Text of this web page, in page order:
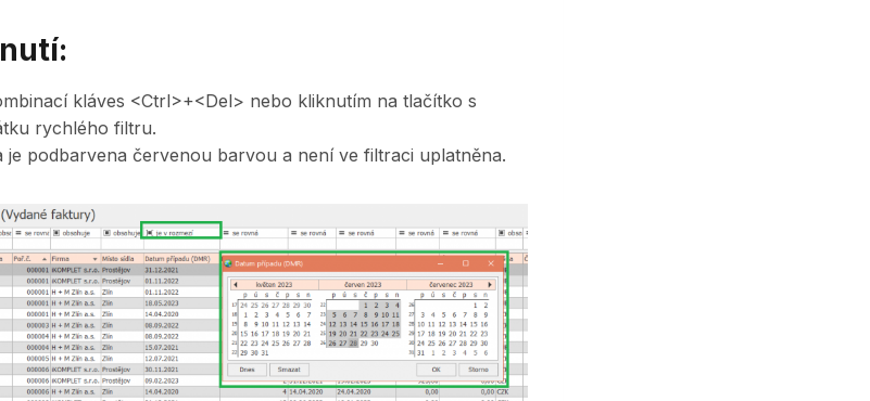
kláves <Ctrl>+<Del> nebo kliknutím na tlačítko s
rychlého filtru.
je podbarvena červenou barvou a není ve filtraci uplatněna.